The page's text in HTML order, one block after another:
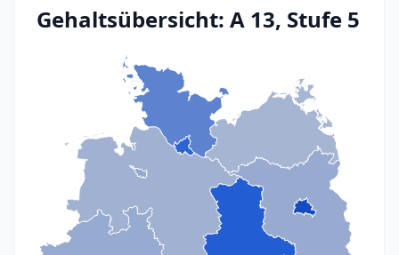
Gehaltsübersicht: A 13, Stufe 5